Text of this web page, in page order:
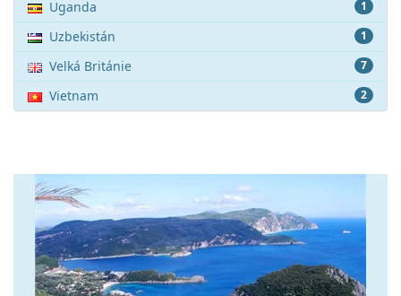
1
Uganda
1
Uzbekistán
7
Velká Británie
2
Vietnam